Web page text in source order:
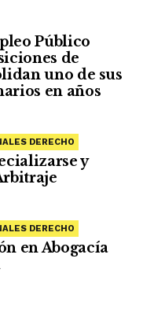
Público
de
uno de sus
en años
DERECHO
y
DERECHO
en Abogacía